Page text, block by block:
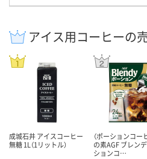
アイス用コーヒーの
成城石井 アイスコーヒー
無糖 1L（1リットル）
（ポーションコー
の素AGF ブレン
ションコ…